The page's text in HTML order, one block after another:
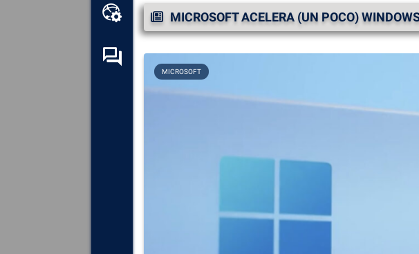
Caja de herramientas en
línea
Foro de autoayuda
todos los
y descargue los
MICROSOFT ACELERA (UN POCO)
MICROSOFT